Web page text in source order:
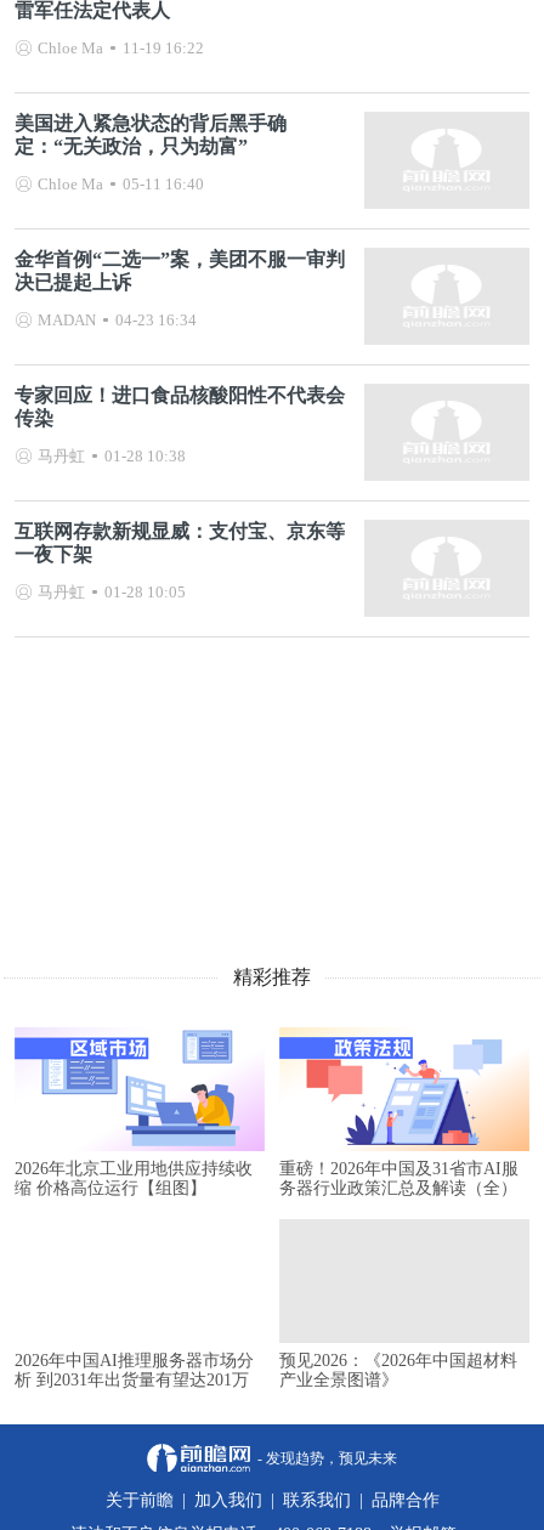
雷军任法定代表人
Chloe Ma 11-19 16:22
美国进入紧急状态的背后黑手确
定：“无关政治，只为劫富”
Chloe Ma 05-11 16:40
金华首例“二选一”案，美团不服一审判
决已提起上诉
MADAN 04-23 16:34
专家回应！进口食品核酸阳性不代表会
传染
马丹虹 01-28 10:38
互联网存款新规显威：支付宝、京东等
一夜下架
马丹虹 01-28 10:05
精彩推荐
2026年北京工业用地供应持续收
缩 价格高位运行【组图】
重磅！2026年中国及31省市AI服
务器行业政策汇总及解读（全）
2026年中国AI推理服务器市场分
析 到2031年出货量有望达201万
预见2026：《2026年中国超材料
产业全景图谱》
- 发现趋势，预见未来
关于前瞻 加入我们 联系我们
品牌合作